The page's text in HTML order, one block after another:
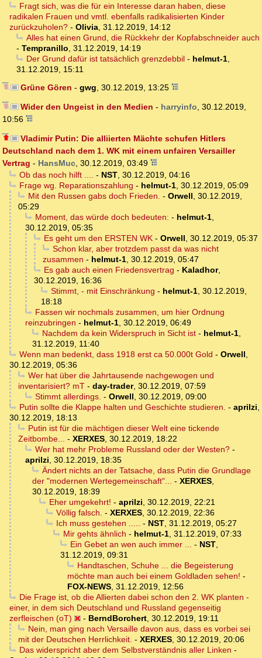
Fragt sich, was die für ein Interesse daran haben, diese
radikalen Frauen und vmtl. ebenfalls radikalisierten Kinder
zurückzuholen? - Olivia 31.12.2019, 14:12
Alles hat einen Grund, die Rückkehr der Kopfabschneider auch
- Tempranillo 31.12.2019, 14:19
Der Grund dafür ist tatsächlich grenzdebbil- helmut-1,
31.12.2019, 15:11
Grüne Gören - gwg 30.12.2019, 13:25
Wider den Ungeist in den Medien - harryinfo 30.12.2019,
10:56
Vladimir Putin: Die alliierten Mächte schufen Hitlers
Deutschland nach dem 1. WK mit einem unfairen Versailler
Vertrag - HansMuc 30.12.2019, 03:49
Ob das noch hilft ....
- NST, 30.12.2019, 04:16
Frage wg. Reparationszahlung - helmut-1, 30.12.2019, 05:09
Mit den Russen gabs doch Frieden. - Orwell 30.12.2019,
05:29
Moment, das würde doch bedeuten: - helmut-1,
30.12.2019, 05:35
Es geht um den ERSTEN WK- Orwell 30.12.2019, 05:37
Schon klar, aber trotzdem passt da was nicht
zusammen - helmut-1 30.12.2019, 05:47
Es gab auch einen Friedensvertrag - Kaladhor,
30.12.2019, 16:36
Stimmt, - mit Einschränkung - helmut-1, 30.12.2019,
18:18
Fassen wir nochmals zusammen, um hier Ordnung
reinzubringen - helmut-1 30.12.2019, 06:49
Nachdem da kein Widerspruch in Sicht ist- helmut-1,
31.12.2019, 11:40
Wenn man bedenkt, dass 1918 erst ca 50.000t Gold - Orwell
30.12.2019, 05:36
Wer hat über die Jahrtausende nachgewogen und
inventarisiert? mT - day-trader, 30.12.2019, 07:59
Stimmt allerdings. - Orwell 30.12.2019, 09:00
Putin sollte die Klappe halten und Geschichte studieren. - aprilzi
30.12.2019, 18:13
Putin ist für die mächtigen dieser Welt eine tickende
Zeitbombe...
- XERXES 30.12.2019, 18:22
Wer hat mehr Probleme Russland oder der Westen?-
aprilzi 30.12.2019, 18:35
Ändert nichts an der Tatsache, dass Putin die Grundlage
der "modernen Wertegemeinschaft"...
- XERXES
30.12.2019, 18:39
Eher umgekehrt! - aprilzi 30.12.2019, 22:21
Völlig falsch. - XERXES, 30.12.2019, 22:36
Ich muss gestehen .....
- NST, 31.12.2019, 05:27
Mir gehts ähnlich - helmut-1, 31.12.2019, 07:33
Ein Gebet an wen auch immer ...
- NST,
31.12.2019, 09:31
Handtaschen, Schuhe ... die Begeisterung
möchte man auch bei einem Goldladen sehen! -
FOX-NEWS 31.12.2019, 12:56
Die Frage ist, ob die Allierten dabei schon den 2. WK planten -
einer, in dem sich Deutschland und Russland gegenseitig
zerfleischen (oT)
- BerndBorchert 30.12.2019, 19:11
Nein, man ging nach Versaille davon aus, dass es vorbei sei
mit der Deutschen Herrlichkeit. - XERXES 30.12.2019, 20:06
Das widerspricht aber dem Selbstverständnis aller Linken -